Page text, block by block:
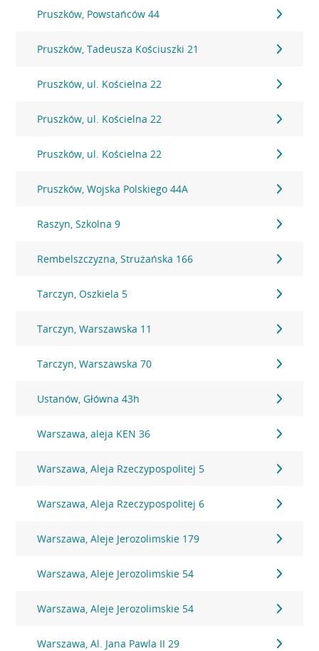
Pruszków, Powstańców 44
Pruszków, Tadeusza Kościuszki 21
Pruszków, ul. Kościelna 22
Pruszków, ul. Kościelna 22
Pruszków, ul. Kościelna 22
Pruszków, Wojska Polskiego 44A
Raszyn, Szkolna 9
Rembelszczyzna, Strużańska 166
Tarczyn, Oszkiela 5
Tarczyn, Warszawska 11
Tarczyn, Warszawska 70
Ustanów, Główna 43h
Warszawa, aleja KEN 36
Warszawa, Aleja Rzeczypospolitej 5
Warszawa, Aleja Rzeczypospolitej 6
Warszawa, Aleje Jerozolimskie 179
Warszawa, Aleje Jerozolimskie 54
Warszawa, Aleje Jerozolimskie 54
Warszawa, Al. Jana Pawla II 29